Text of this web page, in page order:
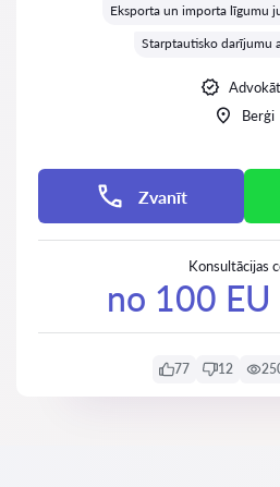
Eksporta un importa līgumu
Starptautisko darījumu
Berģi
Zvanīt
Konsultācijas
no 100 EU
77 12